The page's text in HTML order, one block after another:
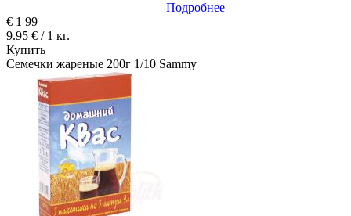
Подробнее
€ 1 99
9.95 € / 1 кг.
Купить
Семечки жареные 200г 1/10 Sammy